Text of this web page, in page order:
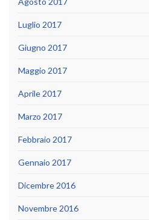
Luglio 2017
Giugno 2017
Maggio 2017
Aprile 2017
Marzo 2017
Febbraio 2017
Gennaio 2017
Dicembre 2016
Novembre 2016